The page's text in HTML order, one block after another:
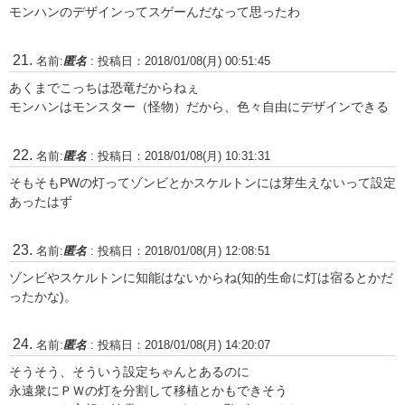
モンハンのデザインってスゲーんだなって思ったわ
名前:匿名 : 投稿日：2018/01/08(月) 00:51:45
あくまでこっちは恐竜だからねぇ
モンハンはモンスター（怪物）だから、色々自由にデザインできる
名前:匿名 : 投稿日：2018/01/08(月) 10:31:31
そもそもPWの灯ってゾンビとかスケルトンには芽生えないって設定
あったはず
名前:匿名 : 投稿日：2018/01/08(月) 12:08:51
ゾンビやスケルトンに知能はないからね(知的生命に灯は宿るとかだ
ったかな)。
名前:匿名 : 投稿日：2018/01/08(月) 14:20:07
そうそう、そういう設定ちゃんとあるのに
永遠衆にＰＷの灯を分割して移植とかもできそう